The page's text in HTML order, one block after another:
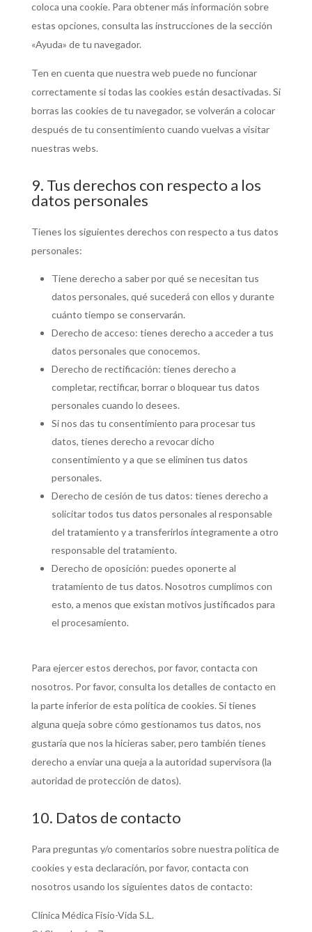
coloca una cookie. Para obtener más información sobre
estas opciones, consulta las instrucciones de la sección
«Ayuda» de tu navegador.
Ten en cuenta que nuestra web puede no funcionar
correctamente si todas las cookies están desactivadas. Si
borras las cookies de tu navegador, se volverán a colocar
después de tu consentimiento cuando vuelvas a visitar
nuestras webs.
9. Tus derechos con respecto a los
datos personales
Tienes los siguientes derechos con respecto a tus datos
personales:
Tiene derecho a saber por qué se necesitan tus
datos personales, qué sucederá con ellos y durante
cuánto tiempo se conservarán.
Derecho de acceso: tienes derecho a acceder a tus
datos personales que conocemos.
Derecho de rectificación: tienes derecho a
completar, rectificar, borrar o bloquear tus datos
personales cuando lo desees.
Si nos das tu consentimiento para procesar tus
datos, tienes derecho a revocar dicho
consentimiento y a que se eliminen tus datos
personales.
Derecho de cesión de tus datos: tienes derecho a
solicitar todos tus datos personales al responsable
del tratamiento y a transferirlos íntegramente a otro
responsable del tratamiento.
Derecho de oposición: puedes oponerte al
tratamiento de tus datos. Nosotros cumplimos con
esto, a menos que existan motivos justificados para
el procesamiento.
Para ejercer estos derechos, por favor, contacta con
nosotros. Por favor, consulta los detalles de contacto en
la parte inferior de esta política de cookies. Si tienes
alguna queja sobre cómo gestionamos tus datos, nos
gustaría que nos la hicieras saber, pero también tienes
derecho a enviar una queja a la autoridad supervisora (la
autoridad de protección de datos).
10. Datos de contacto
Para preguntas y/o comentarios sobre nuestra política de
cookies y esta declaración, por favor, contacta con
nosotros usando los siguientes datos de contacto:
Clínica Médica Fisio-Vida S.L.